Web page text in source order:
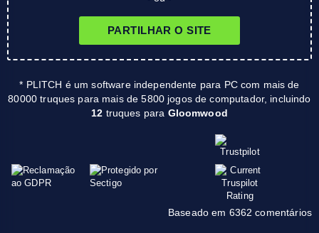
PARTILHAR O SITE
* PLITCH é um software independente para PC com mais de
80000 truques para mais de 5800 jogos de computador, incluindo
12 truques para Gloomwood
Baseado em 6362 comentários